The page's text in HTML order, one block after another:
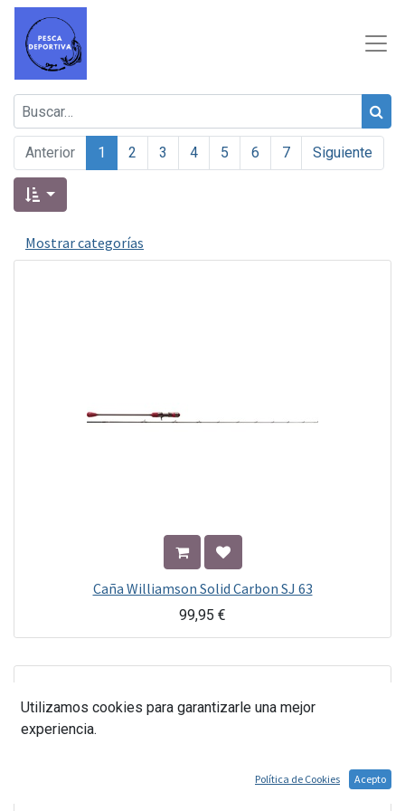
Anterior 1 2 3 4 5 6 7 Siguiente
Mostrar categorías
Caña Williamson Solid Carbon SJ 63
99,95 €
Utilizamos cookies para garantizarle una mejor
experiencia.
Política de Cookies Acepto